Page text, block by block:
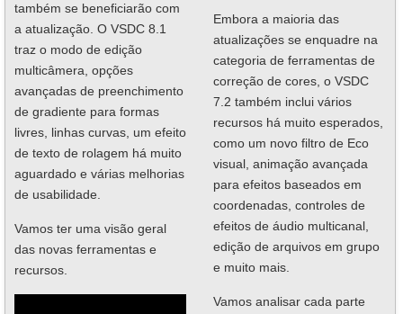
também se beneficiarão com
a atualização. O VSDC 8.1
traz o modo de edição
multicâmera, opções
avançadas de preenchimento
de gradiente para formas
livres, linhas curvas, um efeito
de texto de rolagem há muito
aguardado e várias melhorias
de usabilidade.
Vamos ter uma visão geral
das novas ferramentas e
recursos.
Embora a maioria das
atualizações se enquadre na
categoria de ferramentas de
correção de cores, o VSDC
7.2 também inclui vários
recursos há muito esperados,
como um novo filtro de Eco
visual, animação avançada
para efeitos baseados em
coordenadas, controles de
efeitos de áudio multicanal,
edição de arquivos em grupo
e muito mais.
Vamos analisar cada parte